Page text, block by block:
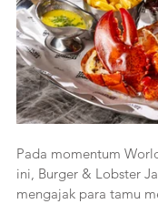
Pada momentum
ini, Burger & Lobster
mengajak para tamu